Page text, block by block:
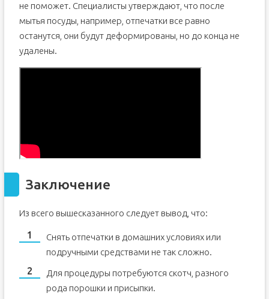
не поможет. Специалисты утверждают, что после
мытья посуды, например, отпечатки все равно
останутся, они будут деформированы, но до конца не
удалены.
Заключение
Из всего вышесказанного следует вывод, что:
Снять отпечатки в домашних условиях или
подручными средствами не так сложно.
Для процедуры потребуются скотч, разного
рода порошки и присыпки.